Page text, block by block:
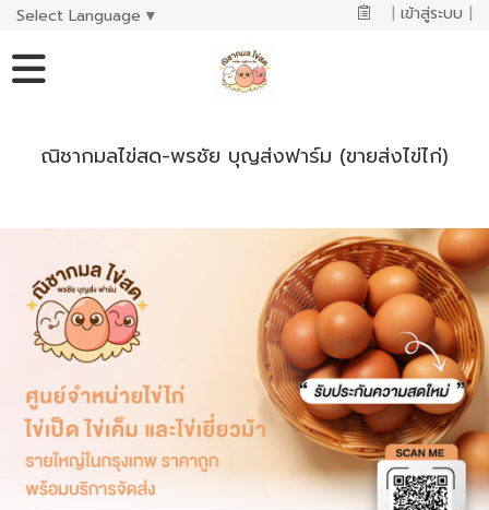
Select Language ▼ | เข้าสู่ระบบ |
ณิชากมลไข่สด-พรชัย บุญส่งฟาร์ม (ขายส่งไข่ไก่)